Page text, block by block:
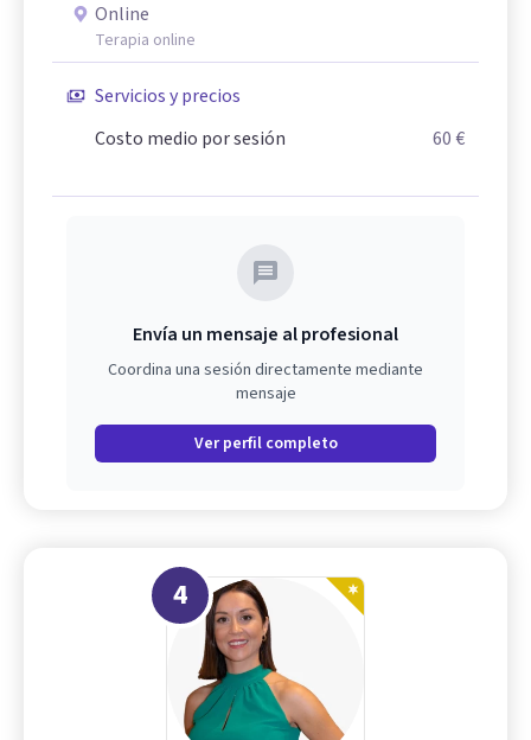
Online
Terapia online
Servicios y precios
Costo medio por sesión
60 €
Envía un mensaje al profesional
Coordina una sesión directamente mediante
mensaje
Ver perfil completo
4